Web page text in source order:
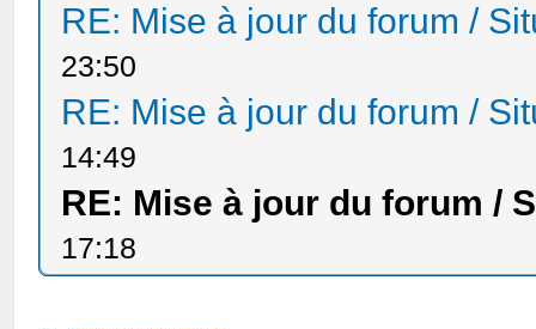
RE: Mise à jour du forum /
23:50
RE: Mise à jour du forum /
14:49
RE: Mise à jour du forum /
17:18